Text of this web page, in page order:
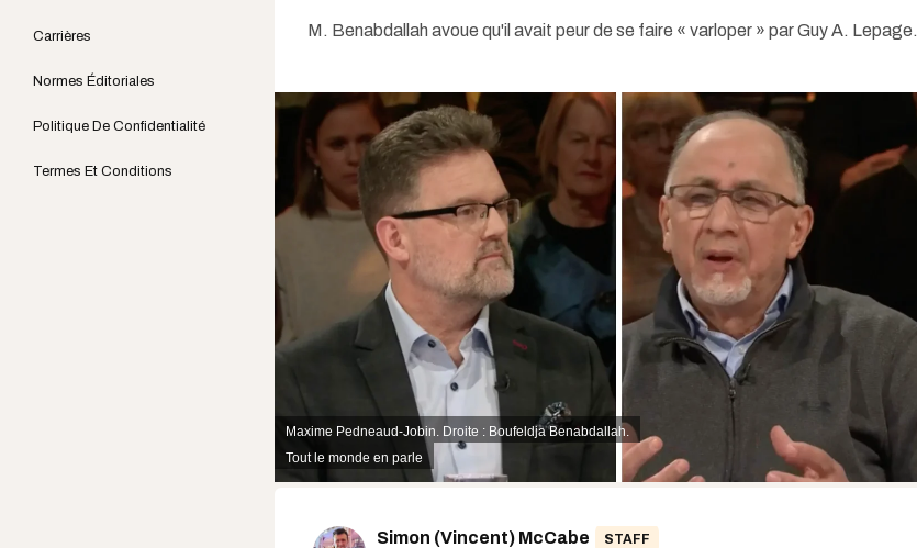
Carrières
Normes Éditoriales
Politique De Confidentialité
Termes Et Conditions
M. Benabdallah avoue qu'il avait peur de se faire « varloper » par Guy A. Lepage.
Maxime Pedneaud-Jobin. Droite : Boufeldja Benabdallah.
Tout le monde en parle
Simon (Vincent) McCabe STAFF